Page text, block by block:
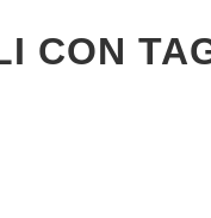
CON